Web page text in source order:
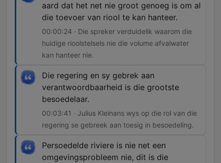
aard dat het net nie groot genoeg is om al
die toevoer van riool te kan hanteer.
00:00:24 · Die spreker verduidelik waarom die
huidige rioolstelsels nie die volume afvalwater
kan hanteer nie.
Die regering en sy gebrek aan
verantwoordbaarheid is die grootste
besoedelaar.
00:03:41 · Julius Kleinans wys op die rol van die
regering se gebreek aan toesig in besoedeling.
Persoedelde riviere is nie net een
omgevingsprobleem nie, dit is die